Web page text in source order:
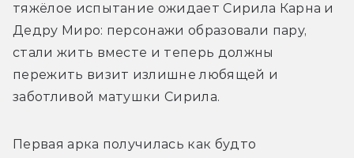
тяжёлое испытание ожидает Сирила Карна и
Дедру Миро: персонажи образовали пару,
стали жить вместе и теперь должны
пережить визит излишне любящей и
заботливой матушки Сирила.
Первая арка получилась как будто